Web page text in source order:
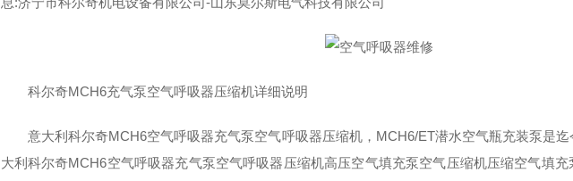
科尔奇MCH6充气泵空气呼吸器压缩机详细说明
意大利科尔奇MCH6空气呼吸器充气泵空气呼吸器压缩机，MCH6/ET潜水空气瓶充装泵是迄
大利科尔奇MCH6空气呼吸器充气泵空气呼吸器压缩机高压空气填充泵空气压缩机压缩空气填